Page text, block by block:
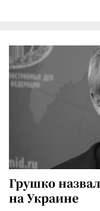
Грушко
на Украине